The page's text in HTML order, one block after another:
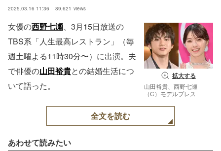
2025.03.16 11:36 89,621 views
拡大する
山田裕貴、西野七瀬
（C）モデルプレス
女優の西野七瀬、3月15日放送の
TBS系「人生最高レストラン」（毎
週土曜よる11時30分〜）に出演。夫
で俳優の山田裕貴との結婚生活につ
いて語った。
全文を読む
あわせて読みたい